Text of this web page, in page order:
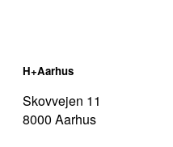
H+Aarhus
Skovvejen 11
8000 Aarhus